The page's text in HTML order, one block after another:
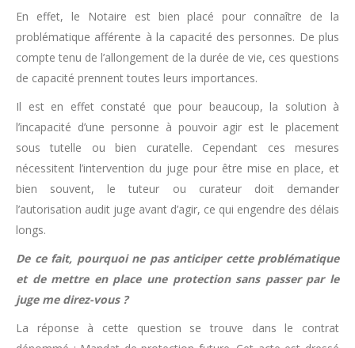
En effet, le Notaire est bien placé pour connaître de la
problématique afférente à la capacité des personnes. De plus
compte tenu de l’allongement de la durée de vie, ces questions
de capacité prennent toutes leurs importances.
Il est en effet constaté que pour beaucoup, la solution à
l’incapacité d’une personne à pouvoir agir est le placement
sous tutelle ou bien curatelle. Cependant ces mesures
nécessitent l’intervention du juge pour être mise en place, et
bien souvent, le tuteur ou curateur doit demander
l’autorisation audit juge avant d’agir, ce qui engendre des délais
longs.
De ce fait, pourquoi ne pas anticiper cette problématique
et de mettre en place une protection sans passer par le
juge me direz-vous ?
La réponse à cette question se trouve dans le contrat